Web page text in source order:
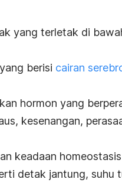
yang terletak di
berisi cairan
hormon yang
kesenangan,
keadaan
detak jantung, suhu